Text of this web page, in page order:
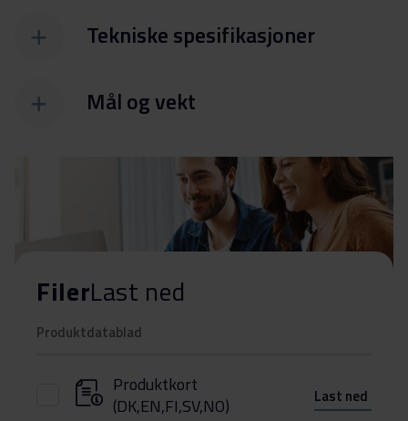
Tekniske spesifikasjoner
Mål og vekt
FilerLast ned
Produktdatablad
Produktkort
(DK,EN,FI,SV,NO)
Last ned